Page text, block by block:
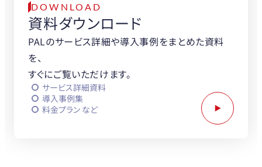
DOWNLOAD
資料ダウンロード
PALのサービス詳細や導入事例をまとめた資料
を、
すぐにご覧いただけます。
サービス詳細資料
導入事例集
料金プラン など